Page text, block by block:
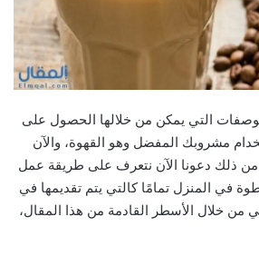
التي يمكن من خلالها الحصول على
مشروبك المفضل وهو القهوة، والآن
من ذلك دعونا الآن نتعرف على طريقة عمل
في المنزل تمامًا كالتي يتم تقديمها في
من خلال الأسطر القادمة من هذا المقال،